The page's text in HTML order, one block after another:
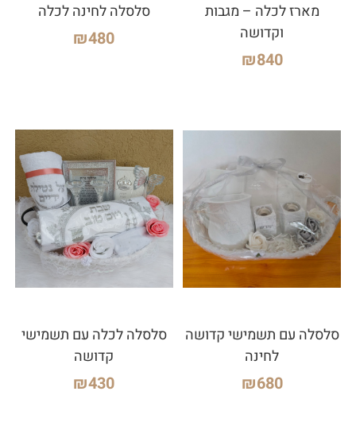
מארז לכלה – מגבות
וקדושה
₪840
סלסלה לחינה לכלה
₪480
סלסלה עם תשמישי קדושה
לחינה
₪680
סלסלה לכלה עם תשמישי
קדושה
₪430